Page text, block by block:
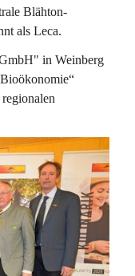
Blähton-
als Leca.
in Weinberg